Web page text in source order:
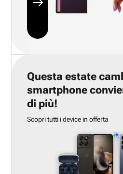
Questa estate
smartphone
di più!
Scopri tutti i device in offerta